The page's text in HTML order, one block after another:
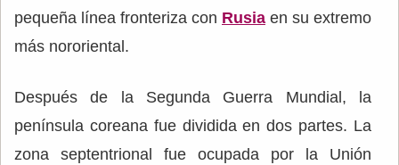
pequeña línea fronteriza con Rusia en su extremo
más nororiental.
Después de la Segunda Guerra Mundial, la
península coreana fue dividida en dos partes. La
zona septentrional fue ocupada por la Unión